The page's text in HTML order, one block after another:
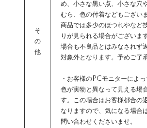
そ
の
他
め、小さな黒い点、小さな穴
むら、色の付着などもござい
商品では多少のほつれやなど
りが見られる場合がございま
場合も不良品とはみなされず
対象外となります。予めご了
・お客様のPCモニターによ
色が実物と異なって見える場
す。この場合はお客様都合の
なりますので、気になる場合
問い合わせくださいませ。